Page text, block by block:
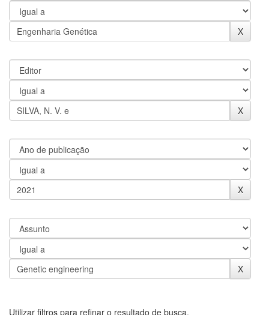
Utilizar filtros para refinar o resultado de busca.